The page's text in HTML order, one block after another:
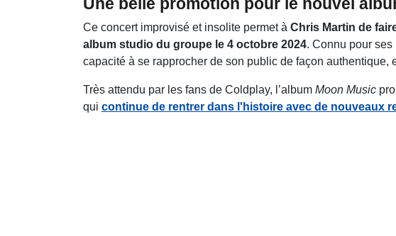
Ce concert improvisé et insolite permet à Chris Martin de
album studio du groupe le 4 octobre 2024. Connu pour
capacité à se rapprocher de son public de façon authentique,
Très attendu par les fans de Coldplay, l’album Moon Music
qui continue de rentrer dans l'histoire avec de nouveaux